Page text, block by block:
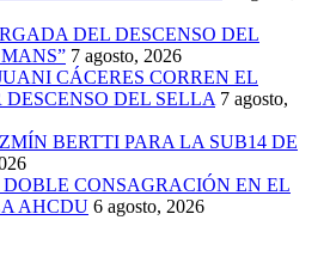
DEL DESCENSO DEL
7 agosto, 2026
CÁCERES CORREN EL
DEL SELLA 7 agosto,
BERTTI PARA LA SUB14 DE
CONSAGRACIÓN EN EL
AHCDU 6 agosto, 2026